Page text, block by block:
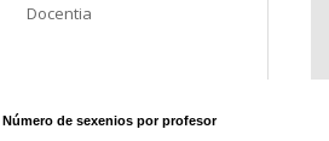
Docentia
Número de sexenios por profesor